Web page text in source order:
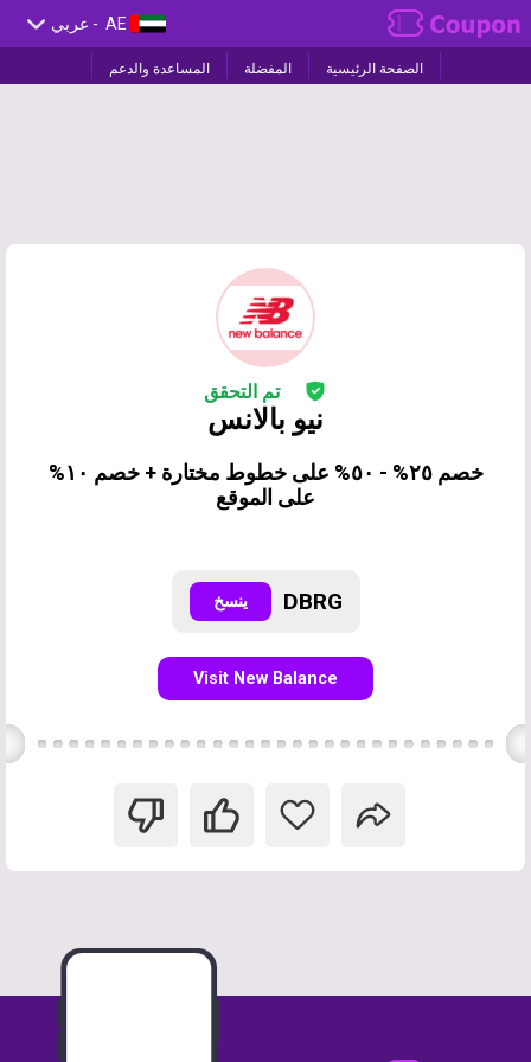
AE - عربي
الصفحة الرئيسية المفضلة المساعدة والدعم
تم التحقق
نيو بالانس
خصم ٢٥% - ٥٠% على خطوط مختارة + خصم ١٠%
على الموقع
DBRG ينسخ
Visit New Balance